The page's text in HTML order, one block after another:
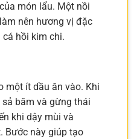
món lẩu. Một nồi
nên hương vị đặc
hồi kim chi.
một ít dầu ăn vào. Khi
băm và gừng thái
khi dậy mùi và
Bước này giúp tạo